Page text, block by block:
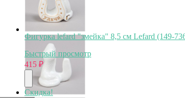
Фигурка lefard "змейка" 8,5 см Lefard (149-
Быстрый просмотр
415 ₽
Скидка!